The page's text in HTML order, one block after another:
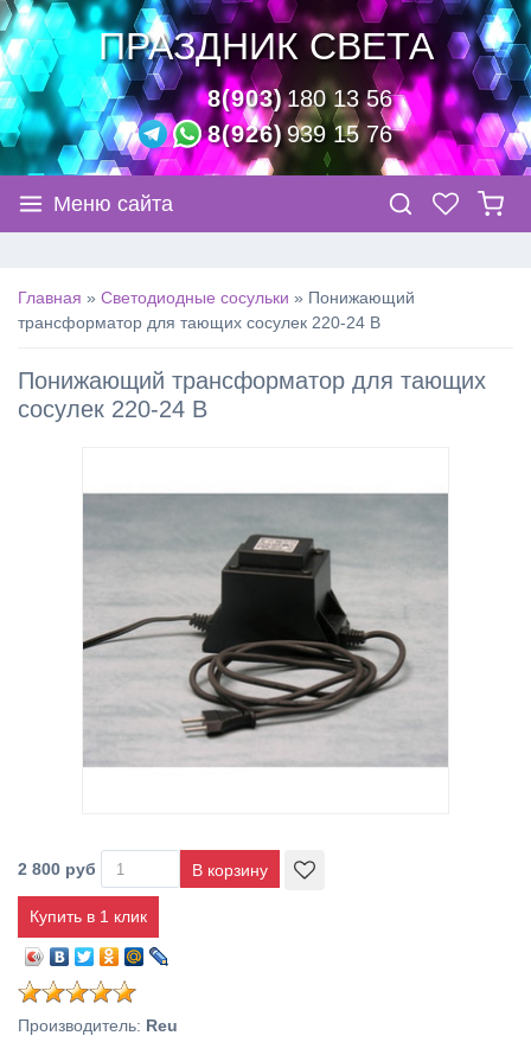
ПРАЗДНИК СВЕТА
8(903)180 13 56
8(926)939 15 76
Меню сайта
Главная » Светодиодные сосульки » Понижающий
трансформатор для тающих сосулек 220-24 В
Понижающий трансформатор для тающих
сосулек 220-24 В
2 800 руб
Купить в 1 клик
Производитель: Reu